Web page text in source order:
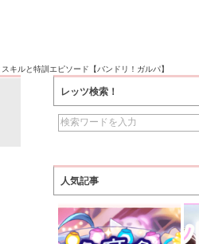
キルと特訓エピソード【バンドリ！ガルパ】
レッツ検索！
人気記事